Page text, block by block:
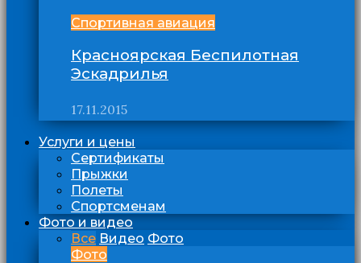
Спортивная авиация
Красноярская Беспилотная
Эскадрилья
17.11.2015
Услуги и цены
Сертификаты
Прыжки
Полеты
Спортсменам
Фото и видео
Все Видео Фото
Фото